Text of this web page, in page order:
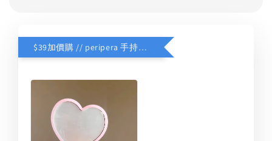
$39加價購 // peripera 手持化妝鏡